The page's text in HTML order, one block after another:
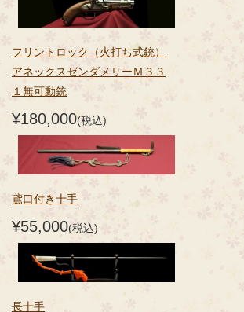
フリントロック（火打ち式銃）
アネックスゼンダメリーＭ３３
１無可動銃
¥180,000(税込)
鳶口付き十手
¥55,000(税込)
長十手